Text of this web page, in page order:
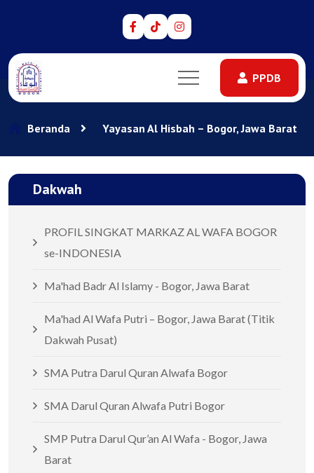
PPDB
Beranda
Yayasan Al Hisbah – Bogor, Jawa Barat
Dakwah
PROFIL SINGKAT MARKAZ AL WAFA BOGOR
se-INDONESIA
Ma'had Badr Al Islamy - Bogor, Jawa Barat
Ma'had Al Wafa Putri – Bogor, Jawa Barat (Titik
Dakwah Pusat)
SMA Putra Darul Quran Alwafa Bogor
SMA Darul Quran Alwafa Putri Bogor
SMP Putra Darul Qur’an Al Wafa - Bogor, Jawa
Barat